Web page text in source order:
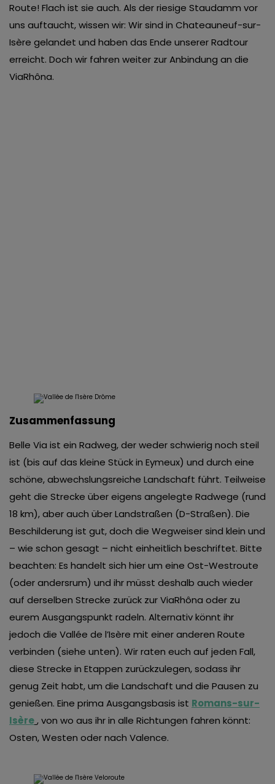
Route! Flach ist sie auch. Als der riesige Staudamm vor
uns auftaucht, wissen wir: Wir sind in Chateauneuf-sur-
Isère gelandet und haben das Ende unserer Radtour
erreicht. Doch wir fahren weiter zur Anbindung an die
ViaRhôna.
Zusammenfassung
Belle Via ist ein Radweg, der weder schwierig noch steil
ist (bis auf das kleine Stück in Eymeux) und durch eine
schöne, abwechslungsreiche Landschaft führt. Teilweise
geht die Strecke über eigens angelegte Radwege (rund
18 km), aber auch über Landstraßen (D-Straßen). Die
Beschilderung ist gut, doch die Wegweiser sind klein und
– wie schon gesagt – nicht einheitlich beschriftet. Bitte
beachten: Es handelt sich hier um eine Ost-Westroute
(oder andersrum) und ihr müsst deshalb auch wieder
auf derselben Strecke zurück zur ViaRhôna oder zu
eurem Ausgangspunkt radeln. Alternativ könnt ihr
jedoch die Vallée de l’Isère mit einer anderen Route
verbinden (siehe unten). Wir raten euch auf jeden Fall,
diese Strecke in Etappen zurückzulegen, sodass ihr
genug Zeit habt, um die Landschaft und die Pausen zu
genießen. Eine prima Ausgangsbasis ist Romans-sur-
Isère, von wo aus ihr in alle Richtungen fahren könnt:
Osten, Westen oder nach Valence.